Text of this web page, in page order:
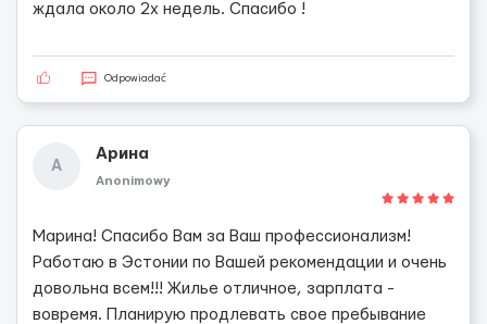
ждала около 2х недель. Спасибо !
Odpowiadać
А
Арина
Anonimowy
Марина! Спасибо Вам за Ваш профессионализм!
Работаю в Эстонии по Вашей рекомендации и очень
довольна всем!!! Жилье отличное, зарплата -
вовремя. Планирую продлевать свое пребывание